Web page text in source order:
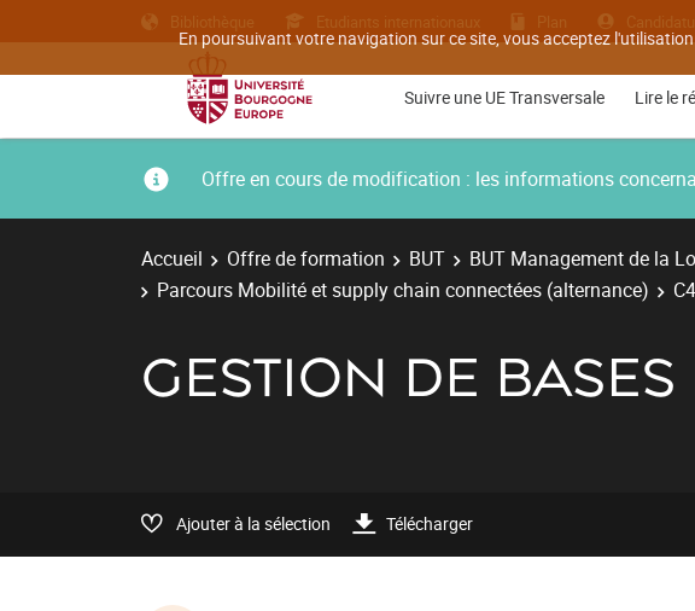
En poursuivant votre navigation sur ce site, vous acceptez
Bibliothèque Etudiants internationaux Plan
Suivre une UE Transversale Lire le
Offre en cours de modification : les informations
Accueil Offre de formation BUT
BUT Management de la
Parcours Mobilité et supply chain connectées (alternance)
GESTION DE
Ajouter à la sélection Télécharger